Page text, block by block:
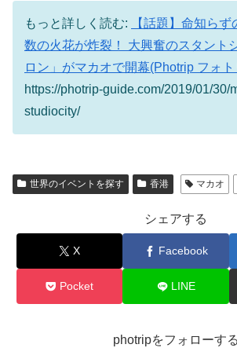
もっと詳しく読む:
【話題】命知ら
数の火花が炸裂！ 大興奮のスタント
ロン」がマカオで開幕(Photrip フォ
https://photrip-guide.com/2019/01/30/
studiocity/
世界のイベントを探す 香港 マカオ
シェアする
X Facebook
Pocket LINE
photripをフォローする